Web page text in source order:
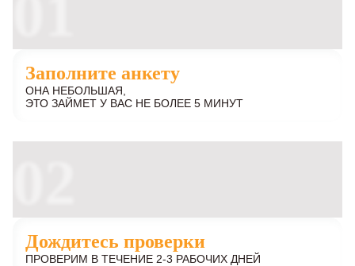
Заполните анкету
ОНА НЕБОЛЬШАЯ,
ЭТО ЗАЙМЕТ У ВАС НЕ БОЛЕЕ 5 МИНУТ
Дождитесь проверки
ПРОВЕРИМ В ТЕЧЕНИЕ 2-3 РАБОЧИХ ДНЕЙ